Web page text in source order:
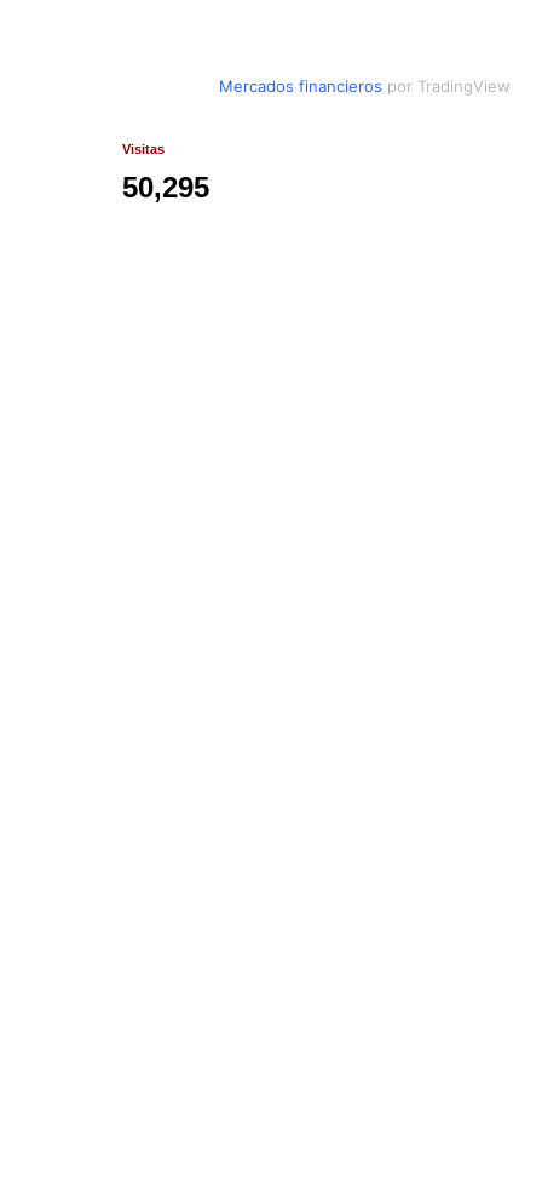
Mercados financieros por TradingView
Visitas
50,295